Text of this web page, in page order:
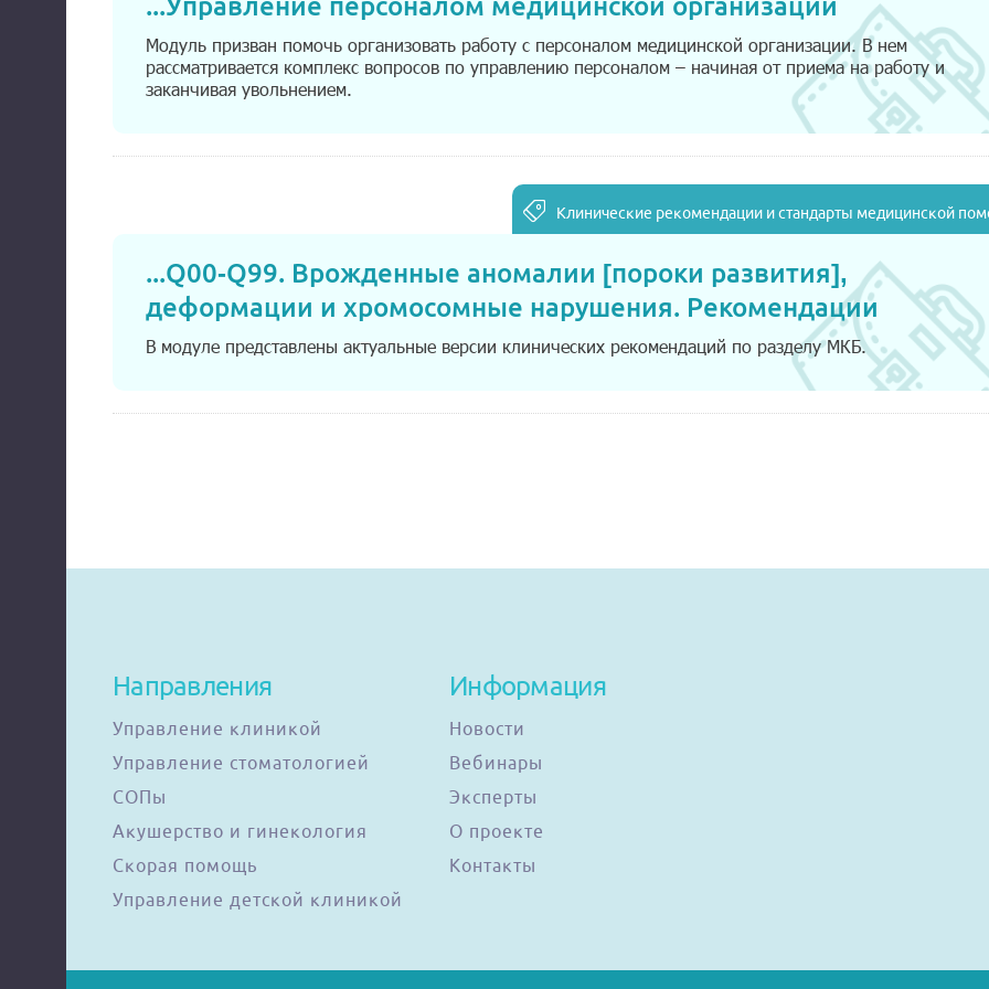
Модуль призван помочь организовать работу с персоналом медицинской организации. В нем
рассматривается комплекс вопросов по управлению персоналом – начиная от приема на работу и
заканчивая увольнением.
Клинические рекомендации и стандарты медицинской
...Q00-Q99. Врожденные аномалии [пороки развития],
деформации и хромосомные нарушения. Рекомендации
В модуле представлены актуальные версии клинических рекомендаций по разделу МКБ.
Направления
Управление клиникой
Управление стоматологией
СОПы
Акушерство и гинекология
Скорая помощь
Управление детской клиникой
Информация
Новости
Вебинары
Эксперты
О проекте
Контакты